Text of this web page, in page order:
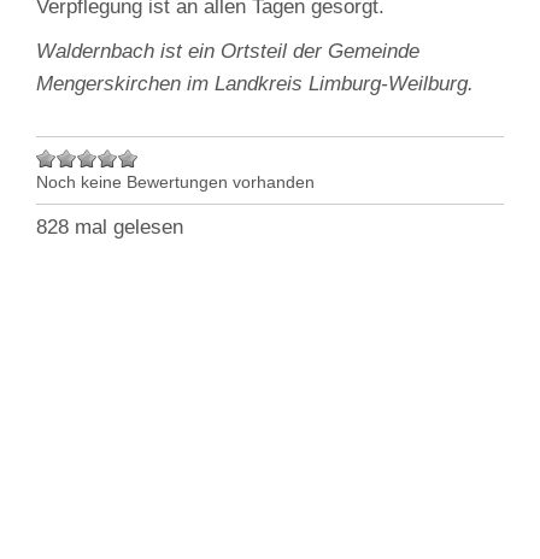
Verpflegung ist an allen Tagen gesorgt.
Waldernbach ist ein Ortsteil der Gemeinde
Mengerskirchen im Landkreis Limburg-Weilburg.
Noch keine Bewertungen vorhanden
828 mal gelesen